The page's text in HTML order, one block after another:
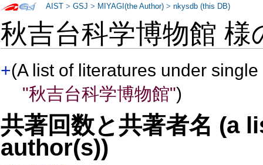
秋吉台科学博物館
+(A list of literatures under
"秋吉台科学博物館")
共著回数と共著者名 (a
author(s))
AIST >GSJ > MIYAGI(the Author) >nkysdb (this DB)